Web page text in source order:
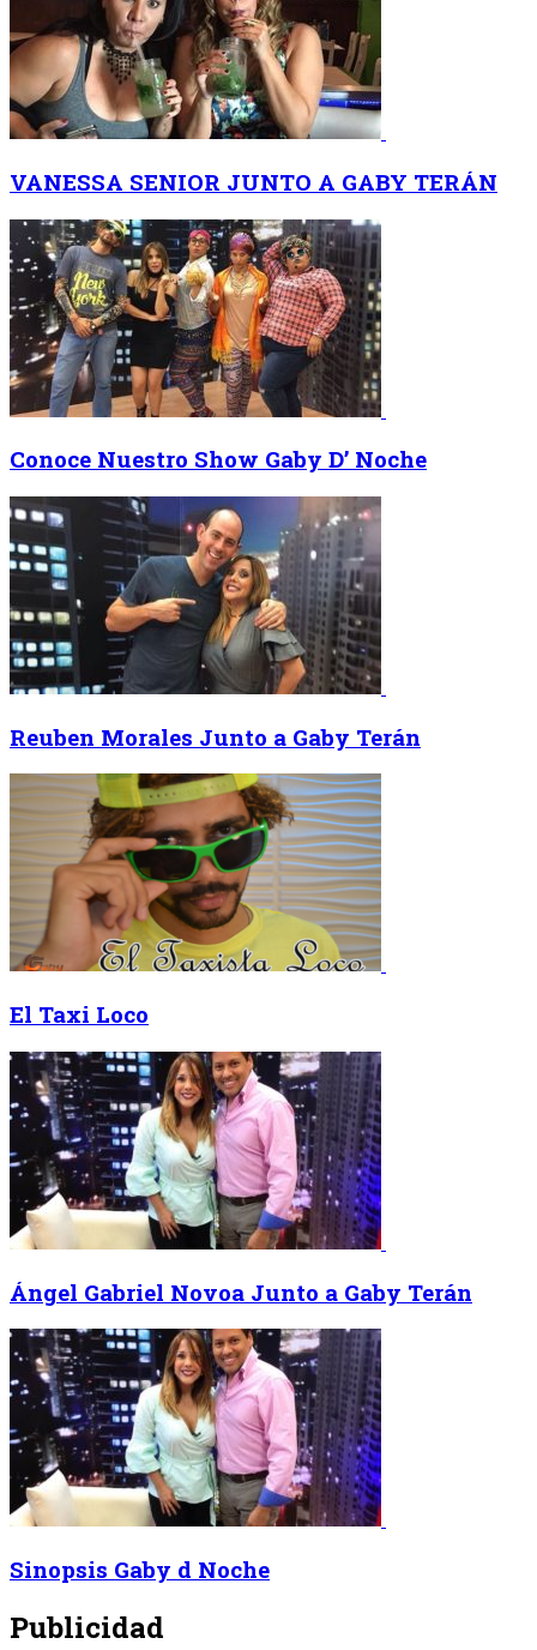
VANESSA SENIOR JUNTO A GABY TERÁN
Conoce Nuestro Show Gaby D’ Noche
Reuben Morales Junto a Gaby Terán
El Taxi Loco
Ángel Gabriel Novoa Junto a Gaby Terán
Sinopsis Gaby d Noche
Publicidad